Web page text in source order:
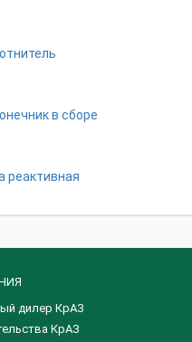
в сборе
реактивная
дилер КрАЗ
КрАЗ